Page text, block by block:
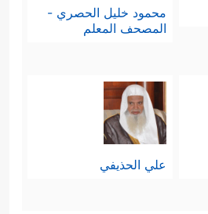
محمود خليل الحصري -
المصحف المعلم
علي الحذيفي